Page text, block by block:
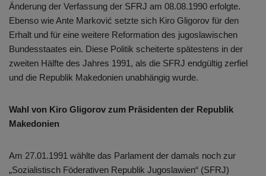
Änderung der Verfassung der SFRJ am 08.08.1990 erfolgte.
Ebenso wie Ante Marković setzte sich Kiro Gligorov für den
Erhalt und für eine weitere Reformation des jugoslawischen
Bundesstaates ein. Diese Politik scheiterte spätestens in der
zweiten Hälfte des Jahres 1991, als die SFRJ endgültig zerfiel
und die Republik Makedonien unabhängig wurde.
Wahl von Kiro Gligorov zum Präsidenten der Republik
Makedonien
Am 27.01.1991 wählte das Parlament der damals noch zur
„Sozialistisch Föderativen Republik Jugoslawien“ (SFRJ)